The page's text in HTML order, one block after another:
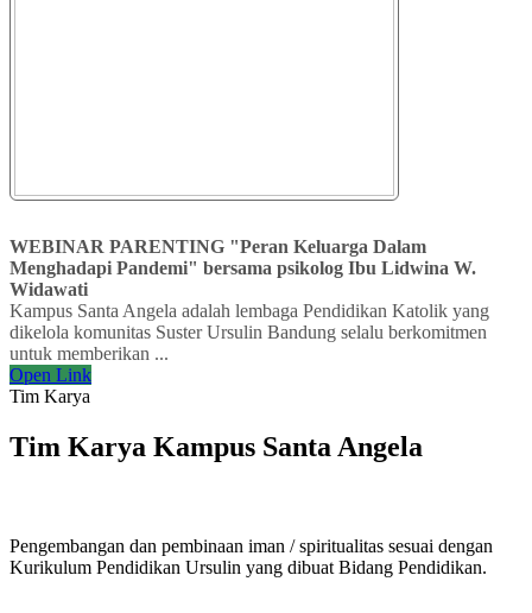
WEBINAR PARENTING "Peran Keluarga Dalam
Menghadapi Pandemi" bersama psikolog Ibu Lidwina W.
Widawati
Kampus Santa Angela adalah lembaga Pendidikan Katolik yang
dikelola komunitas Suster Ursulin Bandung selalu berkomitmen
untuk memberikan ...
Open Link
Tim Karya
Tim Karya Kampus Santa Angela
Pengembangan dan pembinaan iman / spiritualitas sesuai dengan
Kurikulum Pendidikan Ursulin yang dibuat Bidang Pendidikan.